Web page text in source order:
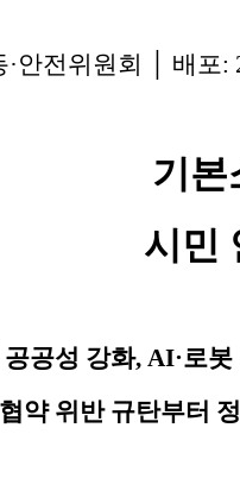
·안전위원회 │ 배포:
기본
시민
공성 강화, AI·로
약 위반 규탄부터